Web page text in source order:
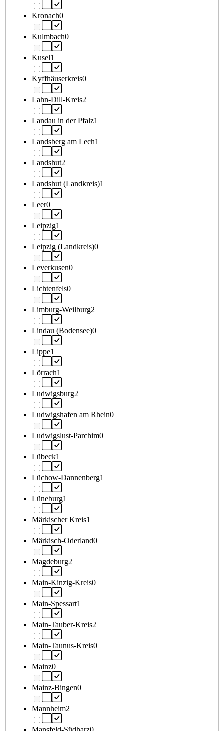
Kronach0
Kulmbach0
Kusel1
Kyffhäuserkreis0
Lahn-Dill-Kreis2
Landau in der Pfalz1
Landsberg am Lech1
Landshut2
Landshut (Landkreis)1
Leer0
Leipzig1
Leipzig (Landkreis)0
Leverkusen0
Lichtenfels0
Limburg-Weilburg2
Lindau (Bodensee)0
Lippe1
Lörrach1
Ludwigsburg2
Ludwigshafen am Rhein0
Ludwigslust-Parchim0
Lübeck1
Lüchow-Dannenberg1
Lüneburg1
Märkischer Kreis1
Märkisch-Oderland0
Magdeburg2
Main-Kinzig-Kreis0
Main-Spessart1
Main-Tauber-Kreis2
Main-Taunus-Kreis0
Mainz0
Mainz-Bingen0
Mannheim2